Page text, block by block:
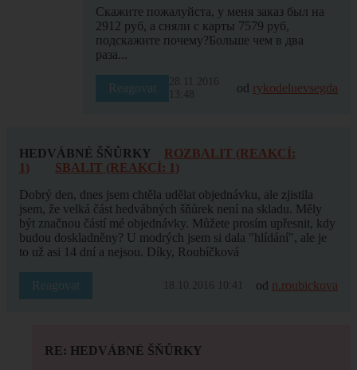
Скажите пожалуйста, у меня заказ был на
2912 руб, а сняли с карты 7579 руб,
подскажите почему?Больше чем в два
раза...
Reagovat
28.11.2016
13:48
od rykodeluevsegda
HEDVÁBNÉ ŠŇŮRKY
ROZBALIT (REAKCÍ:
1)
SBALIT (REAKCÍ: 1)
Dobrý den, dnes jsem chtěla udělat objednávku, ale zjistila
jsem, že velká část hedvábných šňůrek není na skladu. Měly
být značnou částí mé objednávky. Můžete prosím upřesnit, kdy
budou doskladněny? U modrých jsem si dala "hlídání", ale je
to už asi 14 dní a nejsou. Díky, Roubíčková
Reagovat 18.10.2016 10:41 od n.roubickova
RE: HEDVÁBNÉ ŠŇŮRKY